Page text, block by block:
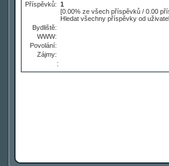
Příspěvků: 1
[0.00% ze všech příspěvků / 0.00
Hledat všechny příspěvky od
Bydliště:
WWW:
Povolání:
Zájmy:
: